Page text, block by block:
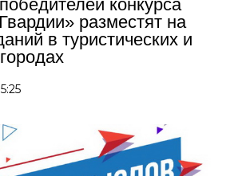
конкурса
разместят на
в туристических и